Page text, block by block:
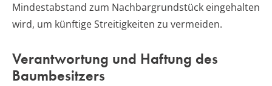
Mindestabstand zum Nachbargrundstück eingehalten
wird, um künftige Streitigkeiten zu vermeiden.
Verantwortung und Haftung des
Baumbesitzers